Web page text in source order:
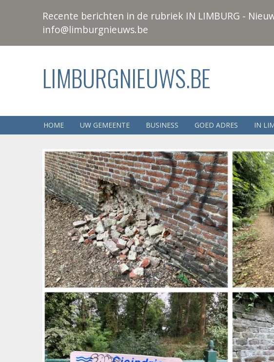
Recente berichten in de rubriek IN LIMBURG -
info@limburgnieuws.be
LIMBURGNIEUWS.BE
HOME UW GEMEENTE BUSINESS GOED ADRES IN